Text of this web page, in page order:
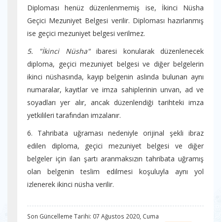
Diploması henüz düzenlenmemiş ise, İkinci Nüsha
Geçici Mezuniyet Belgesi verilir. Diploması hazırlanmış
ise geçici mezuniyet belgesi verilmez.
5. "İkinci
Nüsha"ibaresi konularak düzenlenecek
diploma, geçici mezuniyet belgesi ve diğer belgelerin
ikinci nüshasında, kayıp belgenin aslında bulunan aynı
numaralar, kayıtlar ve imza sahiplerinin unvan, ad ve
soyadları yer alır, ancak düzenlendiği tarihteki imza
yetkilileri tarafından imzalanır.
6. Tahribata uğraması nedeniyle orijinal şekli ibraz
edilen diploma, geçici mezuniyet belgesi ve diğer
belgeler için ilan şartı aranmaksızın tahribata uğramış
olan belgenin teslim edilmesi koşuluyla aynı yol
izlenerek ikinci nüsha verilir.
Son Güncelleme Tarihi: 07 Ağustos 2020, Cuma